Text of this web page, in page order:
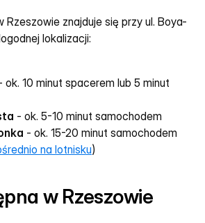
Rzeszowie znajduje się przy ul. Boya-
lokalizacji:
ok. 10 minut spacerem lub 5 minut
- ok. 5-10 minut samochodem
- ok. 15-20 minut samochodem
na lotnisku)
w Rzeszowie